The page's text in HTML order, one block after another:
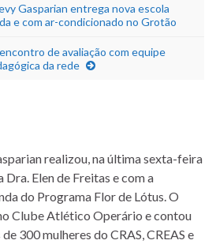
Gasparian entrega nova escola
e com ar-condicionado no Grotão
de avaliação com equipe
da rede
realizou, na última sexta-feira
Elen de Freitas e com a
do Programa Flor de Lótus. O
Clube Atlético Operário e contou
300 mulheres do CRAS, CREAS e